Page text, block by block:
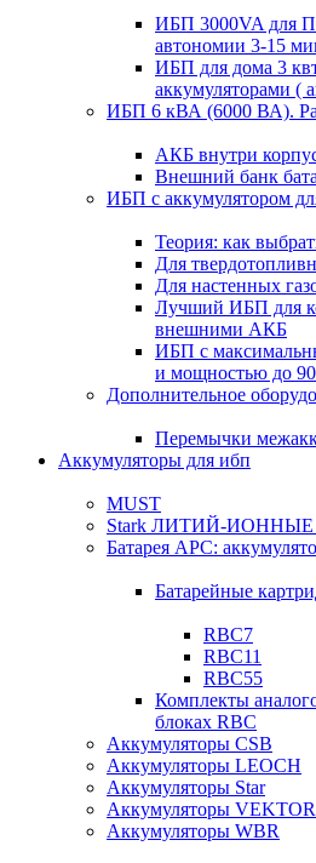
ИБП 3000VA для
автономии 3-15
ИБП для дома 3
аккумуляторами (
ИБП 6 кВА (6000 ВА).
АКБ внутри
Внешний банк
ИБП с аккумулятором
Теория: как
Для
Для настенных
Лучший ИБП для
внешними АКБ
ИБП с
и мощностью до
Дополнительное
Перемычки
Аккумуляторы для ибп
MUST
Stark ЛИТИЙ-
Батарея APC:
Батарейные
RBC7
RBC11
RBC55
Комплекты
блоках RBC
Аккумуляторы CSB
Аккумуляторы LEOCH
Аккумуляторы Star
Аккумуляторы VEKTOR
Аккумуляторы WBR